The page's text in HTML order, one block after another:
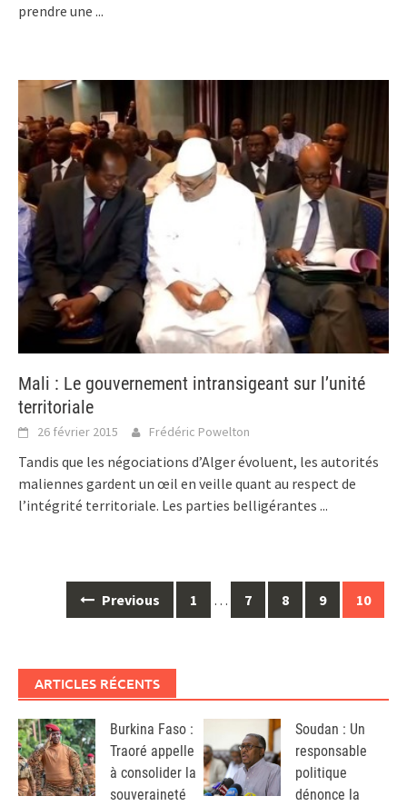
prendre une ...
Mali : Le gouvernement intransigeant sur l’unité
territoriale
26 février 2015 Frédéric Powelton
Tandis que les négociations d’Alger évoluent, les autorités
maliennes gardent un œil en veille quant au respect de
l’intégrité territoriale. Les parties belligérantes ...
navigation
Previous 1 … 7 8 9 10
ARTICLES RÉCENTS
Burkina Faso :
Traoré appelle
à consolider la
souveraineté
Soudan : Un
responsable
politique
dénonce la